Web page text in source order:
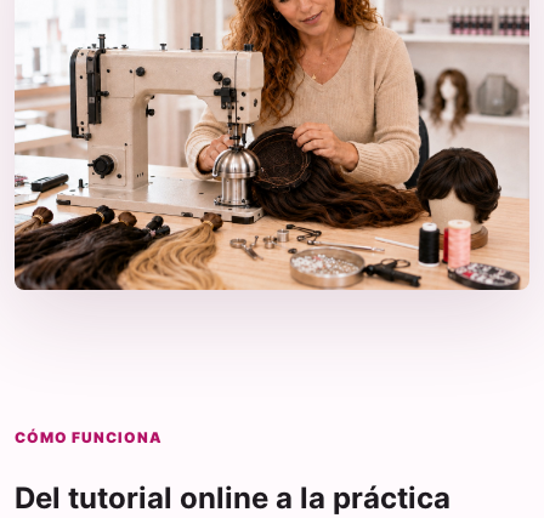
CÓMO FUNCIONA
Del tutorial online a la práctica